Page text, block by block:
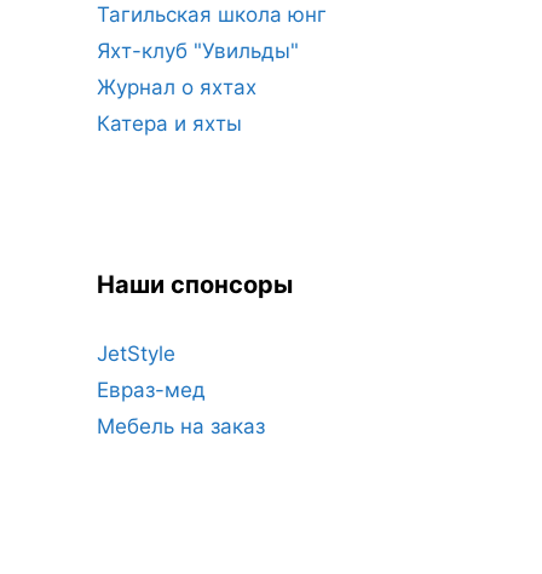
Тагильская школа юнг
Яхт-клуб "Увильды"
Журнал о яхтах
Катера и яхты
Наши спонсоры
JetStyle
Евраз-мед
Мебель на заказ